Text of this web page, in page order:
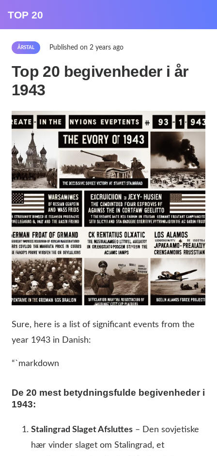
TOP 20
ÅRSTAL Published on2 years ago
Top 20 begivenheder i år
1943
Sure, here is a list of significant events from the
year 1943 in Danish:
“`markdown
De 20 mest betydningsfulde begivenheder i
1943:
Stalingrad Slaget Afsluttes – Den sovjetiske
hær vinder slaget om Stalingrad, et